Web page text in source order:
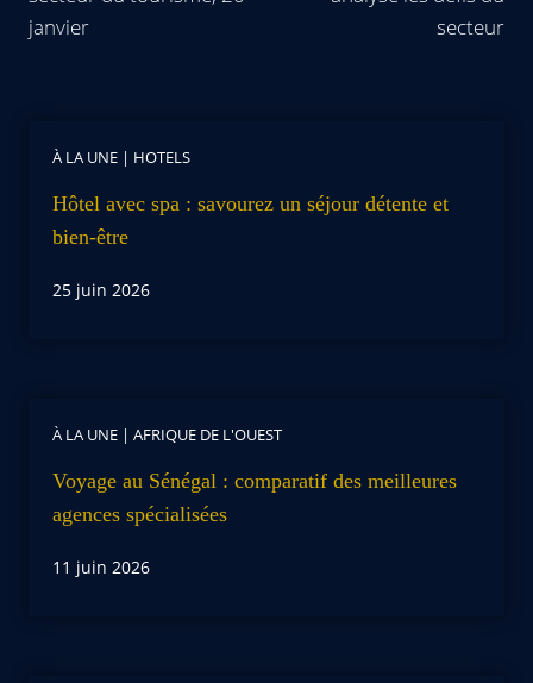
janvier
secteur
À LA UNE | HOTELS
Hôtel avec spa : savourez un séjour détente et
bien-être
25 juin 2026
À LA UNE | AFRIQUE DE L'OUEST
Voyage au Sénégal : comparatif des meilleures
agences spécialisées
11 juin 2026